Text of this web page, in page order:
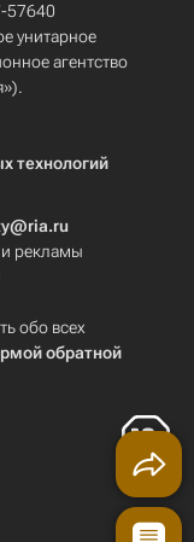
57640
унитарное
агентство
технологий
рекламы
обо всех
обратной